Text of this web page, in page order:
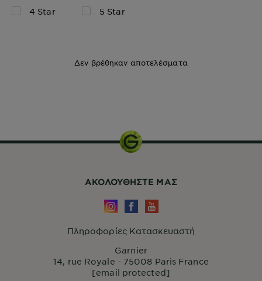
4 Star
5 Star
Δεν βρέθηκαν αποτελέσματα
ΑΚΟΛΟΥΘHΣΤΕ ΜΑΣ
Πληροφορίες Κατασκευαστή
Garnier
14, rue Royale - 75008 Paris France
[email protected]